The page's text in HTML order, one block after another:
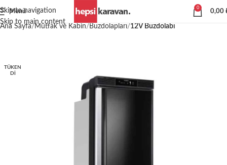
Skip to navigation
Skip to main content
Menü
0
0,00
Ana Sayfa Mutfak ve Kabin Buzdolapları 12V Buzdolabı
TÜKEN
DI